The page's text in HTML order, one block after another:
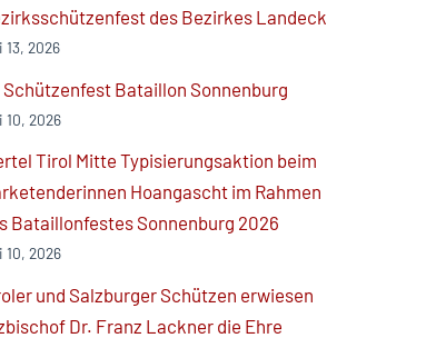
des Bezirkes Landeck
13, 2026
Schützenfest Bataillon Sonnenburg
10, 2026
Tirol Mitte Typisierungsaktion beim
Hoangascht im Rahmen
Bataillonfestes Sonnenburg 2026
10, 2026
und Salzburger Schützen erwiesen
Dr. Franz Lackner die Ehre